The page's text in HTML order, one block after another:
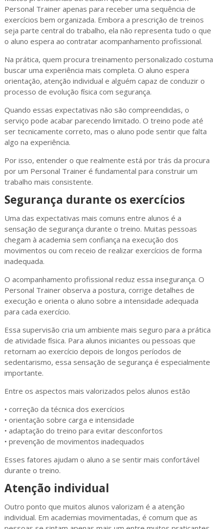
Personal Trainer apenas para receber uma sequência de
exercícios bem organizada. Embora a prescrição de treinos
seja parte central do trabalho, ela não representa tudo o que
o aluno espera ao contratar acompanhamento profissional.
Na prática, quem procura treinamento personalizado costuma
buscar uma experiência mais completa. O aluno espera
orientação, atenção individual e alguém capaz de conduzir o
processo de evolução física com segurança.
Quando essas expectativas não são compreendidas, o
serviço pode acabar parecendo limitado. O treino pode até
ser tecnicamente correto, mas o aluno pode sentir que falta
algo na experiência.
Por isso, entender o que realmente está por trás da procura
por um Personal Trainer é fundamental para construir um
trabalho mais consistente.
Segurança durante os exercícios
Uma das expectativas mais comuns entre alunos é a
sensação de segurança durante o treino. Muitas pessoas
chegam à academia sem confiança na execução dos
movimentos ou com receio de realizar exercícios de forma
inadequada.
O acompanhamento profissional reduz essa insegurança. O
Personal Trainer observa a postura, corrige detalhes de
execução e orienta o aluno sobre a intensidade adequada
para cada exercício.
Essa supervisão cria um ambiente mais seguro para a prática
de atividade física. Para alunos iniciantes ou pessoas que
retornam ao exercício depois de longos períodos de
sedentarismo, essa sensação de segurança é especialmente
importante.
Entre os aspectos mais valorizados pelos alunos estão
• correção da técnica dos exercícios
• orientação sobre carga e intensidade
• adaptação do treino para evitar desconfortos
• prevenção de movimentos inadequados
Esses fatores ajudam o aluno a se sentir mais confortável
durante o treino.
Atenção individual
Outro ponto que muitos alunos valorizam é a atenção
individual. Em academias movimentadas, é comum que as